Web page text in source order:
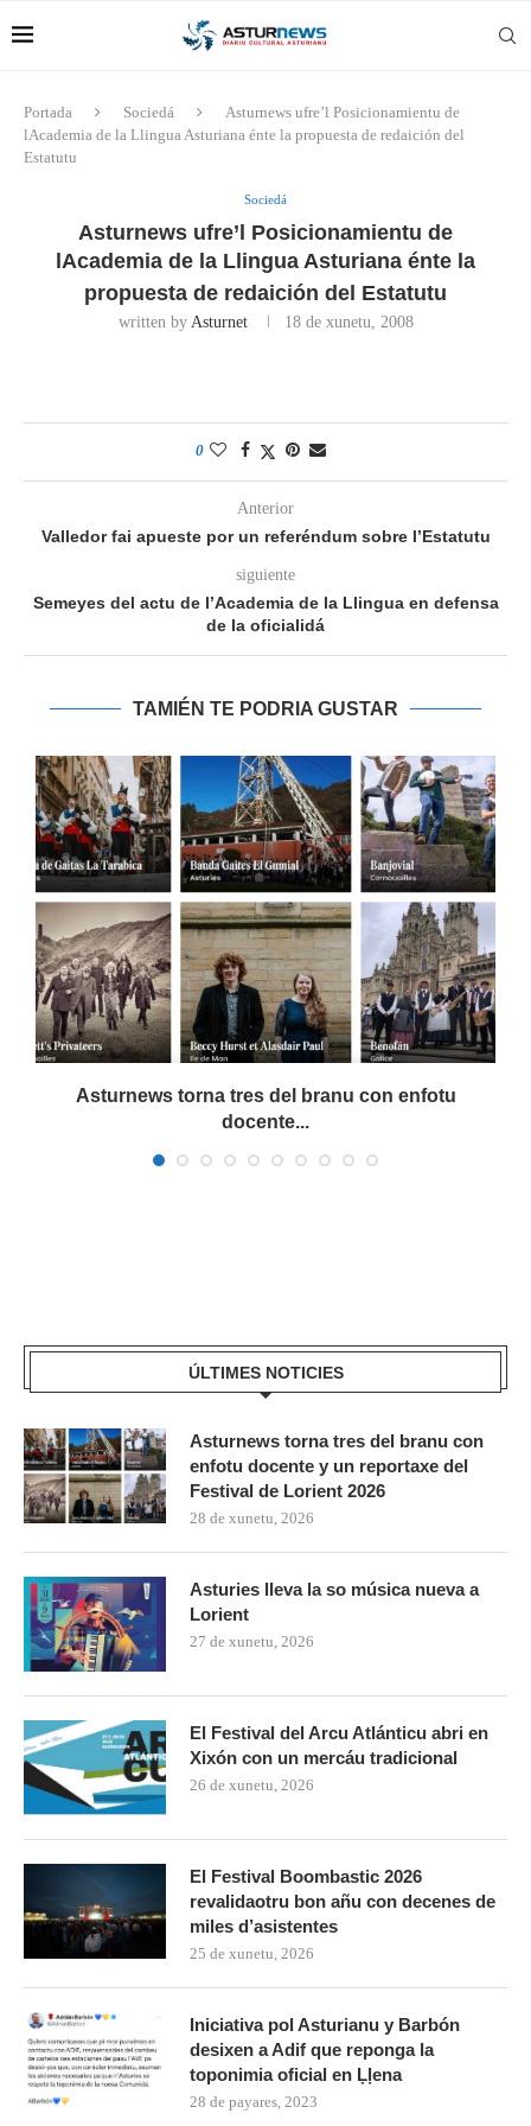
Portada Sociedá
Asturnews ufre’l Posicionamientu de
lAcademia de la Llingua Asturiana énte la propuesta de redaición del
Estatutu
Sociedá
Asturnews ufre’l Posicionamientu de
lAcademia de la Llingua Asturiana énte la
propuesta de redaición del Estatutu
written by Asturnet 18 de xunetu, 2008
0
Anterior
Valledor fai apueste por un referéndum sobre l’Estatutu
siguiente
Semeyes del actu de l’Academia de la Llingua en defensa
de la oficialidá
TAMIÉN TE PODRIA GUSTAR
Asturnews torna tres del branu con enfotu
docente...
ÚLTIMES NOTICIES
Asturnews torna tres del branu con
enfotu docente y un reportaxe del
Festival de Lorient 2026
28 de xunetu, 2026
Asturies lleva la so música nueva a
Lorient
27 de xunetu, 2026
El Festival del Arcu Atlánticu abri en
Xixón con un mercáu tradicional
26 de xunetu, 2026
El Festival Boombastic 2026
revalidaotru bon añu con decenes de
miles d’asistentes
25 de xunetu, 2026
Iniciativa pol Asturianu y Barbón
desixen a Adif que reponga la
toponimia oficial en Ḷḷena
28 de payares, 2023